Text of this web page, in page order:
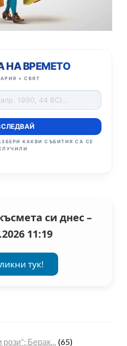
ВРЕМЕТО
+ СВЯТ
КАКВИ СЪБИТИЯ СА СЕ
си днес –
11:19
тук!
рози“: Берак… (65)